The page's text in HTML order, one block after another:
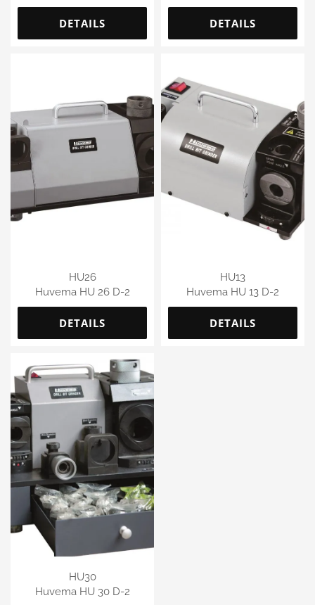
DETAILS DETAILS
HU26
Huvema HU 26 D-2
DETAILS
HU13
Huvema HU 13 D-2
DETAILS
HU30
Huvema HU 30 D-2